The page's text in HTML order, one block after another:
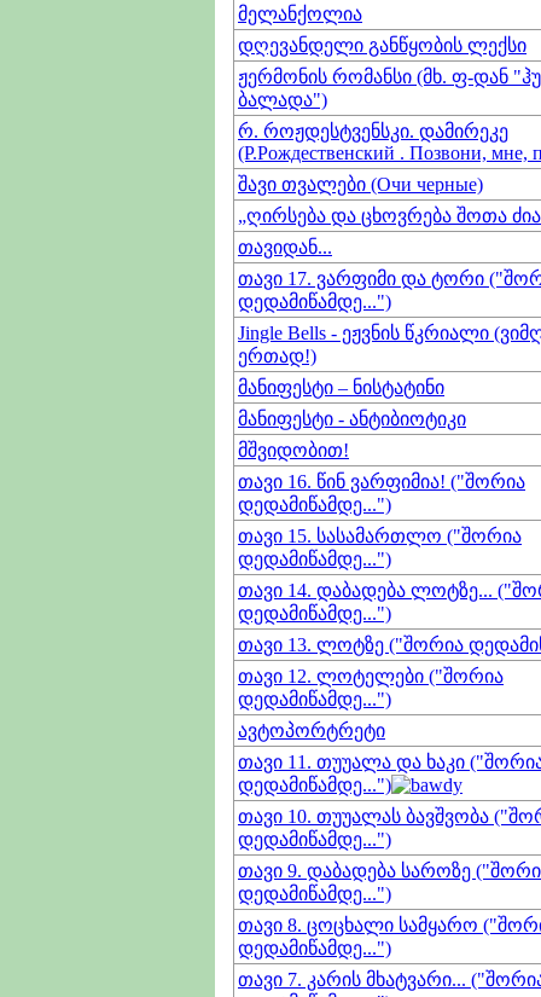
მელანქოლია
დღევანდელი განწყობის ლექსი
ჟერმონის რომანსი (მხ. ფ-დან
ბალადა")
რ. როჟდესტვენსკი. დამირეკე
(Р.Рождественский . Позвони, мне,
შავი თვალები (Очи черные)
„ღირსება და ცხოვრება შოთა
თავიდან...
თავი 17. ვარფიმი და ტორი
დედამიწამდე...")
Jingle Bells - ეჟვნის წკრიალი
ერთად!)
მანიფესტი – ნისტატინი
მანიფესტი - ანტიბიოტიკი
მშვიდობით!
თავი 16. წინ ვარფიმია! ("შორია
დედამიწამდე...")
თავი 15. სასამართლო ("შორია
დედამიწამდე...")
თავი 14. დაბადება ლოტზე...
დედამიწამდე...")
თავი 13. ლოტზე ("შორია
თავი 12. ლოტელები ("შორია
დედამიწამდე...")
ავტოპორტრეტი
თავი 11. თუუალა და ხაკი
დედამიწამდე...")
თავი 10. თუუალას ბავშვობა
დედამიწამდე...")
თავი 9. დაბადება საროზე
დედამიწამდე...")
თავი 8. ცოცხალი სამყარო
დედამიწამდე...")
თავი 7. კარის მხატვარი...